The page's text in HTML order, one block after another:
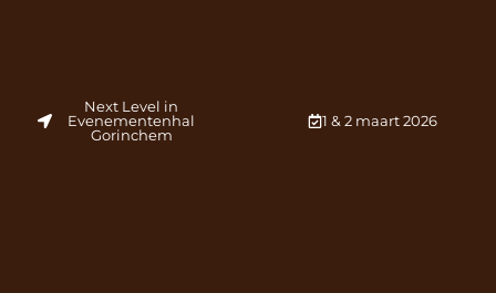
Next Level in
Evenementenhal
Gorinchem
1 & 2 maart 2026